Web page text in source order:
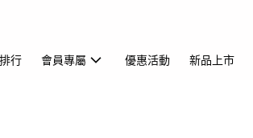
行 會員專屬 優惠活動 新品上市